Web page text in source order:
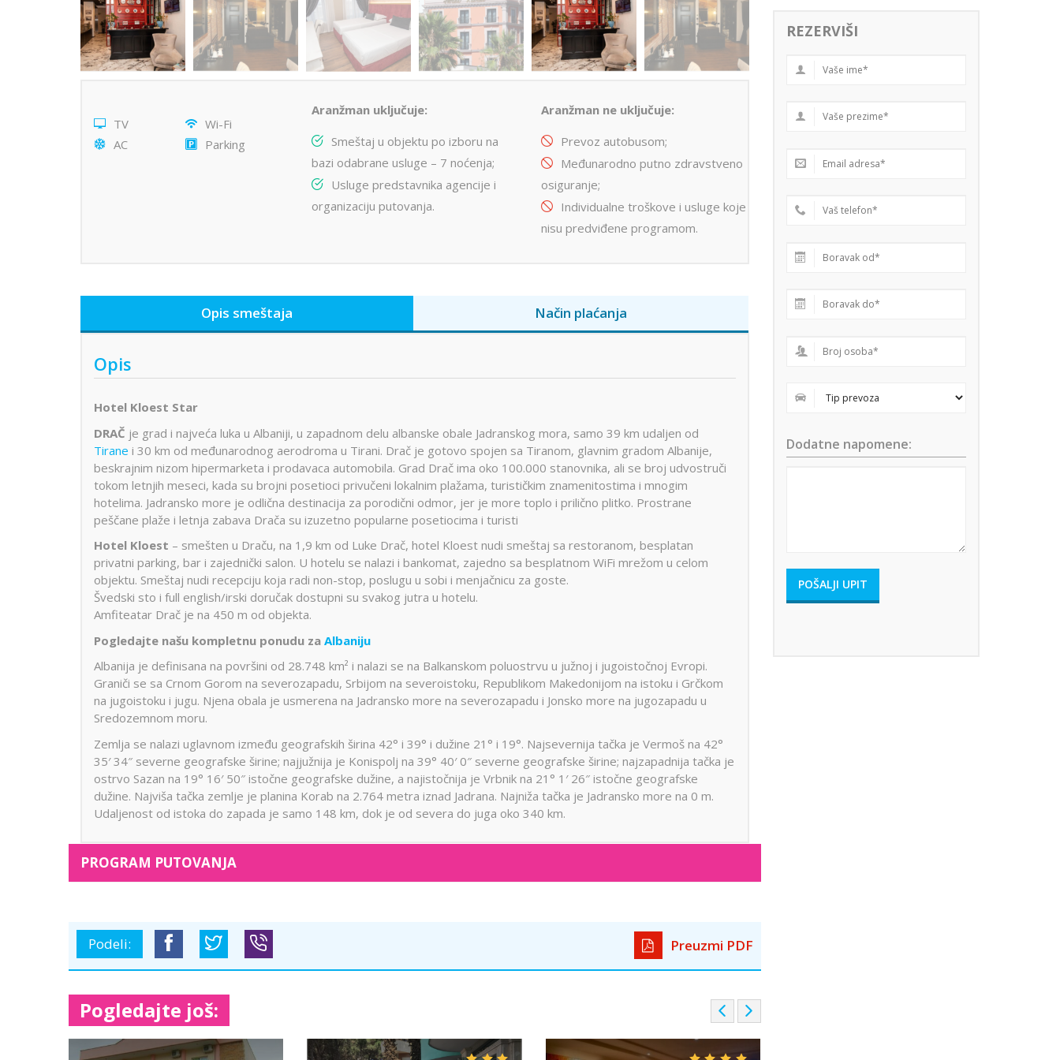
TV
Wi-Fi
AC
Parking
Aranžman uključuje:
Smeštaj u objektu po izboru na
bazi odabrane usluge – 7 noćenja;
Usluge predstavnika agencije i
organizaciju putovanja.
Aranžman ne uključuje:
Prevoz autobusom;
Međunarodno putno zdravstveno
osiguranje;
Individualne troškove i usluge koje
nisu predviđene programom.
Opis smeštaja Način plaćanja
Opis
Hotel Kloest Star
DRAČ je grad i najveća luka u Albaniji, u zapadnom delu albanske obale Jadranskog mora, samo 39 km udaljen od
Tirane i 30 km od međunarodnog aerodroma u Tirani. Drač je gotovo spojen sa Tiranom, glavnim gradom Albanije,
beskrajnim nizom hipermarketa i prodavaca automobila. Grad Drač ima oko 100.000 stanovnika, ali se broj udvostruči
tokom letnjih meseci, kada su brojni posetioci privučeni lokalnim plažama, turističkim znamenitostima i mnogim
hotelima. Jadransko more je odlična destinacija za porodični odmor, jer je more toplo i prilično plitko. Prostrane
peščane plaže i letnja zabava Drača su izuzetno popularne posetiocima i turisti
Hotel Kloest – smešten u Draču, na 1,9 km od Luke Drač, hotel Kloest nudi smeštaj sa restoranom, besplatan
privatni parking, bar i zajednički salon. U hotelu se nalazi i bankomat, zajedno sa besplatnom WiFi mrežom u celom
objektu. Smeštaj nudi recepciju koja radi non-stop, poslugu u sobi i menjačnicu za goste.
Švedski sto i full english/irski doručak dostupni su svakog jutra u hotelu.
Amfiteatar Drač je na 450 m od objekta.
Pogledajte našu kompletnu ponudu za Albaniju
Albanija je definisana na površini od 28.748 km² i nalazi se na Balkanskom poluostrvu u južnoj i jugoistočnoj Evropi.
Graniči se sa Crnom Gorom na severozapadu, Srbijom na severoistoku, Republikom Makedonijom na istoku i Grčkom
na jugoistoku i jugu. Njena obala je usmerena na Jadransko more na severozapadu i Jonsko more na jugozapadu u
Sredozemnom moru.
Zemlja se nalazi uglavnom između geografskih širina 42° i 39° i dužine 21° i 19°. Najsevernija tačka je Vermoš na 42°
35′ 34″ severne geografske širine; najjužnija je Konispolj na 39° 40′ 0″ severne geografske širine; najzapadnija tačka je
ostrvo Sazan na 19° 16′ 50″ istočne geografske dužine, a najistočnija je Vrbnik na 21° 1′ 26″ istočne geografske
dužine. Najviša tačka zemlje je planina Korab na 2.764 metra iznad Jadrana. Najniža tačka je Jadransko more na 0 m.
Udaljenost od istoka do zapada je samo 148 km, dok je od severa do juga oko 340 km.
PROGRAM PUTOVANJA
Podeli: Preuzmi PDF
Pogledajte još:
Privatna plaža
r
e
REZERVIŠI
Dodatne napomene: